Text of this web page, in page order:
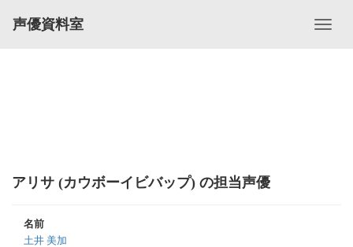
声優資料室
アリサ (カウボーイビバップ) の担当声優
名前
土井 美加